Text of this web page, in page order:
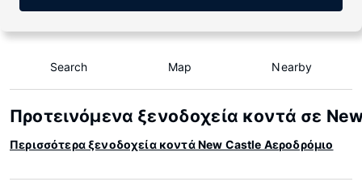
Search Map Nearby
Προτεινόμενα ξενοδοχεία κοντά σε
Περισσότερα ξενοδοχεία κοντά New Castle Αεροδρόμιο